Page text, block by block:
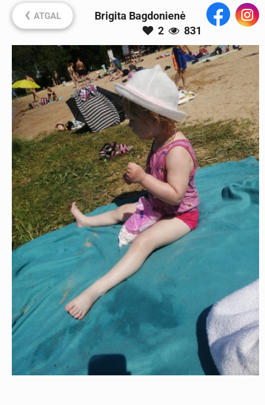
‹ ATGAL
Brigita Bagdonienė
2
831